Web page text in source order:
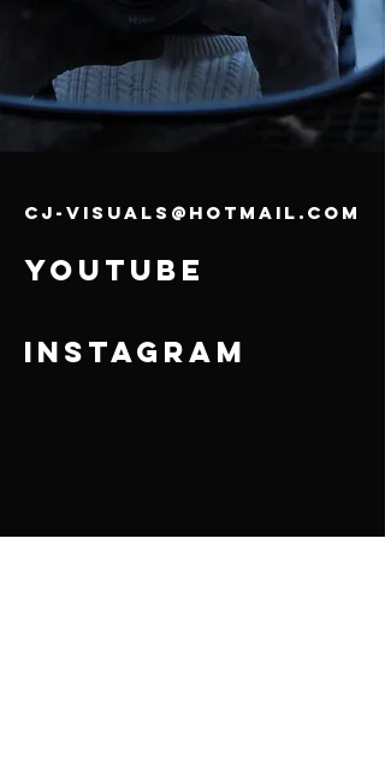
cj-visuals@hotmail.com
YOUTUBE
INSTAGRAM